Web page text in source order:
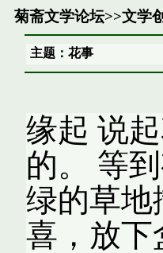
菊斋文学论坛>>文学
主题：花事
缘起 说
的。 等
绿的草地
喜，放下